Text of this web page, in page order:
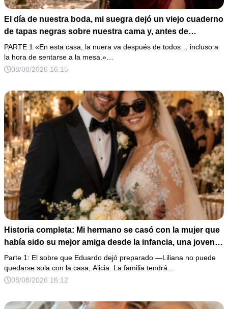
El día de nuestra boda, mi suegra dejó un viejo cuaderno
de tapas negras sobre nuestra cama y, antes de
marcharse, dijo: «En esta familia todos deben cumplir
una misma regla…».
PARTE 1 «En esta casa, la nuera va después de todos… incluso a
la hora de sentarse a la mesa.»…
08/08/2026 16:15
Historia completa: Mi hermano se casó con la mujer que
había sido su mejor amiga desde la infancia, una joven
ciega a la que protegió durante toda su vida. Tras su
fallecimiento, ella me entregó un sobre y me confesó la
verdadera razón por la que él la eligió a ella por encima
Parte 1: El sobre que Eduardo dejó preparado —Liliana no puede
quedarse sola con la casa, Alicia. La familia tendrá…
08/08/2026 16:12